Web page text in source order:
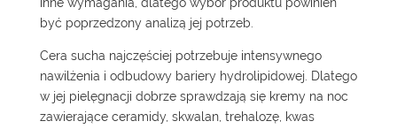
być poprzedzony analizą jej potrzeb.
Cera sucha najczęściej potrzebuje intensywnego
nawilżenia i odbudowy bariery hydrolipidowej. Dlatego
w jej pielęgnacji dobrze sprawdzają się kremy na noc
zawierające ceramidy, skwalan, trehalozę, kwas